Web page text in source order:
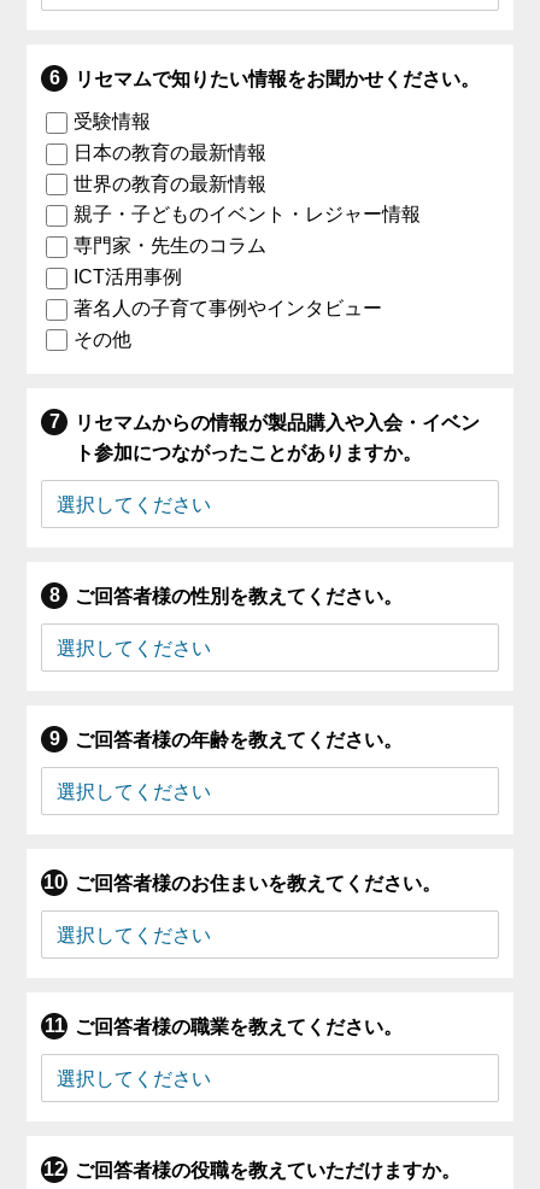
リセマムで知りたい情報をお聞かせください。
受験情報
日本の教育の最新情報
世界の教育の最新情報
親子・子どものイベント・レジャー情報
専門家・先生のコラム
ICT活用事例
著名人の子育て事例やインタビュー
その他
リセマムからの情報が製品購入や入会・イベン
ト参加につながったことがありますか。
ご回答者様の性別を教えてください。
ご回答者様の年齢を教えてください。
ご回答者様のお住まいを教えてください。
ご回答者様の職業を教えてください。
ご回答者様の役職を教えていただけますか。